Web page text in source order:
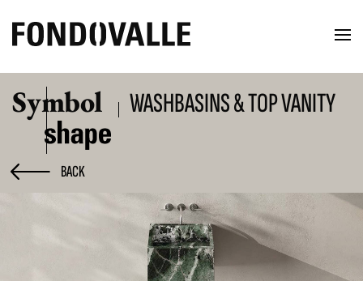
BACK
Symbol WASHBASINS & TOP VANITY